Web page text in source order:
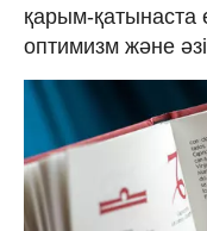
қарым-қатынаста
оптимизм және